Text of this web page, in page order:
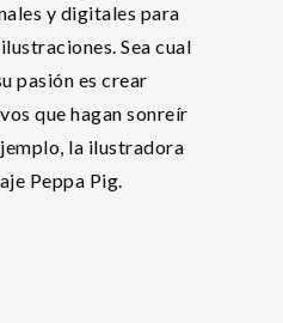
y digitales para
Sea cual
pasión es crear
que hagan sonreír
la ilustradora
Peppa Pig.